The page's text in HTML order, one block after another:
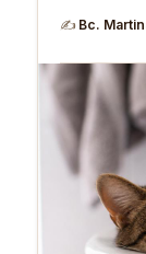
✍ Bc.